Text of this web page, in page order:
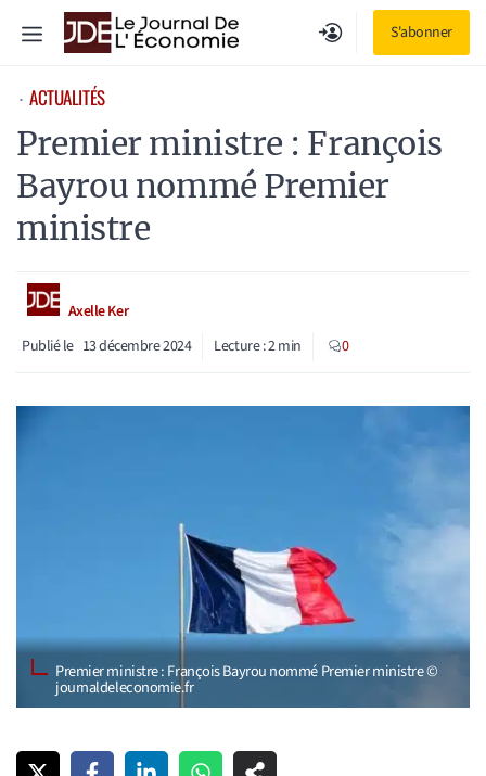
S'abonner
Menu
⋅ ACTUALITÉS
Premier ministre : François
Bayrou nommé Premier
ministre
Axelle Ker
Publié le 13 décembre 2024 Lecture :2min 0
Premier ministre : François Bayrou nommé Premier ministre ©
journaldeleconomie.fr